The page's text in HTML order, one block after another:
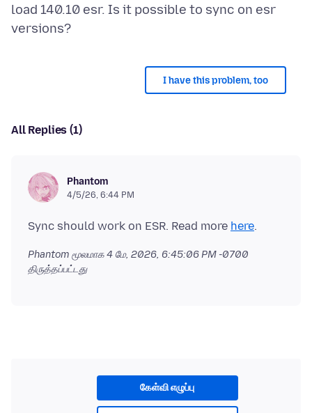
load 140.10 esr. Is it possible to sync on esr
I have this problem, too
All Replies (1)
Phantom
4/5/26, 6:44 PM
Sync should work on ESR. Read more here
Phantom மூலமாக4 மே, 2026, 6:45:06 PM -0700
திருத்தப்பட்டது
கேள்வி எழுப்பு